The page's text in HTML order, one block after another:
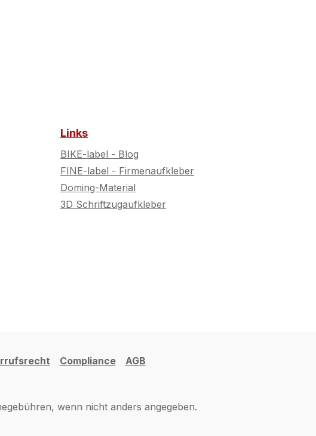
Links
BIKE-label - Blog
FINE-label - Firmenaufkleber
Doming-Material
3D Schriftzugaufkleber
Compliance AGB
wenn nicht anders angegeben.